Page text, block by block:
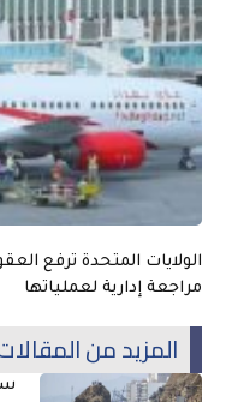
الولايات المتحدة ترفع
مراجعة إدارية لعملياتها
المزيد من